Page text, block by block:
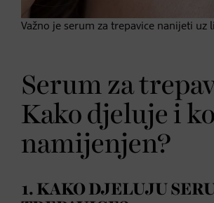
Važno je serum za trepavice nanijeti uz
Serum za
Kako djeluje i
namijenjen?
1. KAKO DJELUJU